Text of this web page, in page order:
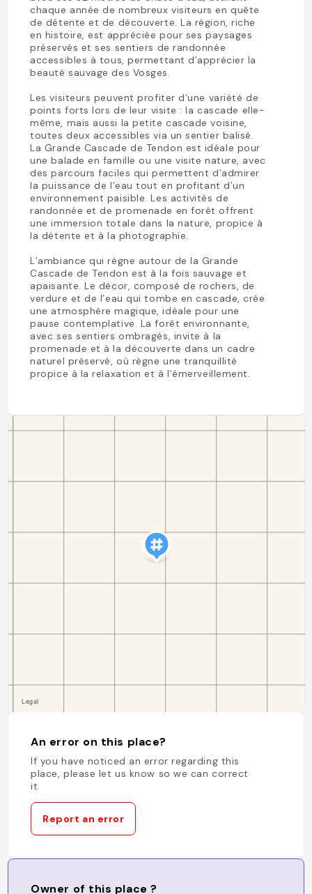
chaque année de nombreux visiteurs en quête
de détente et de découverte. La région, riche
en histoire, est appréciée pour ses paysages
préservés et ses sentiers de randonnée
accessibles à tous, permettant d’apprécier la
beauté sauvage des Vosges.
Les visiteurs peuvent profiter d’une variété de
points forts lors de leur visite : la cascade elle-
même, mais aussi la petite cascade voisine,
toutes deux accessibles via un sentier balisé.
La Grande Cascade de Tendon est idéale pour
une balade en famille ou une visite nature, avec
des parcours faciles qui permettent d’admirer
la puissance de l’eau tout en profitant d’un
environnement paisible. Les activités de
randonnée et de promenade en forêt offrent
une immersion totale dans la nature, propice à
la détente et à la photographie.
L’ambiance qui règne autour de la Grande
Cascade de Tendon est à la fois sauvage et
apaisante. Le décor, composé de rochers, de
verdure et de l’eau qui tombe en cascade, crée
une atmosphère magique, idéale pour une
pause contemplative. La forêt environnante,
avec ses sentiers ombragés, invite à la
promenade et à la découverte dans un cadre
naturel préservé, où règne une tranquillité
propice à la relaxation et à l’émerveillement.
An error on this place?
If you have noticed an error regarding this
place, please let us know so we can correct
it.
Report an error
Owner of this place ?